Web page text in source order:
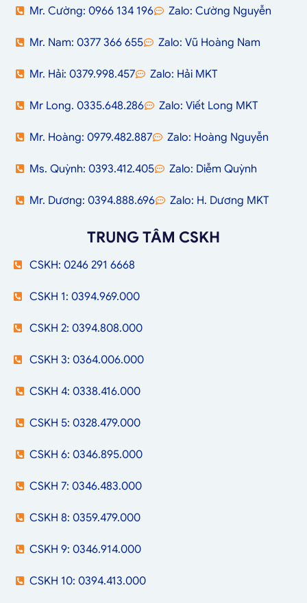
Mr. Cường: 0966 134 196 Zalo: Cường Nguyễn
Mr. Nam: 0377 366 655 Zalo: Vũ Hoàng Nam
Mr. Hải: 0379.998.457 Zalo: Hải MKT
Mr Long. 0335.648.286 Zalo: Viết Long MKT
Mr. Hoàng: 0979.482.887 Zalo: Hoàng Nguyễn
Ms. Quỳnh: 0393.412.405 Zalo: Diễm Quỳnh
Mr. Dương: 0394.888.696 Zalo: H. Dương MKT
TRUNG TÂM CSKH
CSKH: 0246 291 6668
CSKH 1: 0394.969.000
CSKH 2: 0394.808.000
CSKH 3: 0364.006.000
CSKH 4: 0338.416.000
CSKH 5: 0328.479.000
CSKH 6: 0346.895.000
CSKH 7: 0346.483.000
CSKH 8: 0359.479.000
CSKH 9: 0346.914.000
CSKH 10: 0394.413.000